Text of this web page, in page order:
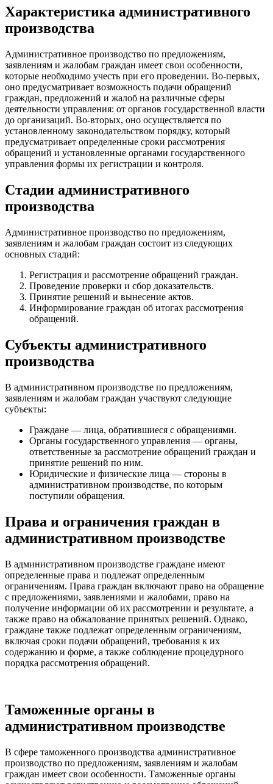
Характеристика административного
производства
Административное производство по предложениям,
заявлениям и жалобам граждан имеет свои особенности,
которые необходимо учесть при его проведении. Во-первых,
оно предусматривает возможность подачи обращений
граждан, предложений и жалоб на различные сферы
деятельности управления: от органов государственной власти
до организаций. Во-вторых, оно осуществляется по
установленному законодательством порядку, который
предусматривает определенные сроки рассмотрения
обращений и установленные органами государственного
управления формы их регистрации и контроля.
Стадии административного
производства
Административное производство по предложениям,
заявлениям и жалобам граждан состоит из следующих
основных стадий:
Регистрация и рассмотрение обращений граждан.
Проведение проверки и сбор доказательств.
Принятие решений и вынесение актов.
Информирование граждан об итогах рассмотрения
обращений.
Субъекты административного
производства
В административном производстве по предложениям,
заявлениям и жалобам граждан участвуют следующие
субъекты:
Граждане — лица, обратившиеся с обращениями.
Органы государственного управления — органы,
ответственные за рассмотрение обращений граждан и
принятие решений по ним.
Юридические и физические лица — стороны в
административном производстве, по которым
поступили обращения.
Права и ограничения граждан в
административном производстве
В административном производстве граждане имеют
определенные права и подлежат определенным
ограничениям. Права граждан включают право на обращение
с предложениями, заявлениями и жалобами, право на
получение информации об их рассмотрении и результате, а
также право на обжалование принятых решений. Однако,
граждане также подлежат определенным ограничениям,
включая сроки подачи обращений, требования к их
содержанию и форме, а также соблюдение процедурного
порядка рассмотрения обращений.
Таможенные органы в
административном производстве
В сфере таможенного производства административное
производство по предложениям, заявлениям и жалобам
граждан имеет свои особенности. Таможенные органы